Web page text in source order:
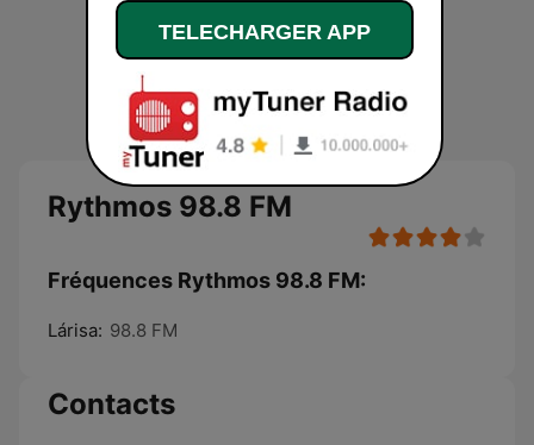
Rythmos 98.8 FM
Fréquences Rythmos 98.8 FM:
Lárisa: 98.8 FM
Contacts
TELECHARGER APP